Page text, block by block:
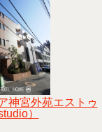
神宮外苑エストゥ
）